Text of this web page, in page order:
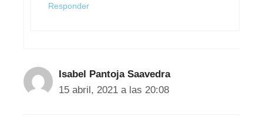
Responder
Isabel Pantoja Saavedra
15 abril, 2021 a las 20:08